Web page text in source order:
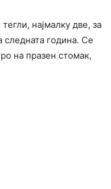
најмалку две, за
следната година. Се
на празен стомак,